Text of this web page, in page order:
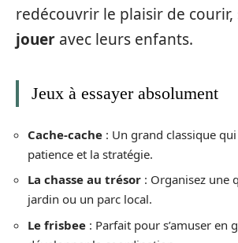
redécouvrir le plaisir de
jouer avec leurs enfants.
Jeux à essayer absolument
Cache-cache : Un grand classique
patience et la stratégie.
La chasse au trésor : Organisez une
jardin ou un parc local.
Le frisbee : Parfait pour s’amuser en